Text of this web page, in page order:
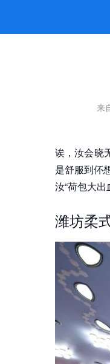
注意事项，
来
诶，汝会晓
是舒服到伓
汝“荷包大出
潍坊柔